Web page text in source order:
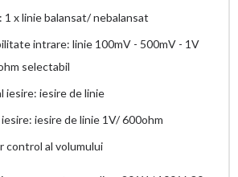
1 x linie balansat/ nebalansat
intrare: linie 100mV - 500mV - 1V
selectabil
iesire: iesire de linie
iesire de linie 1V/ 600ohm
control al volumului